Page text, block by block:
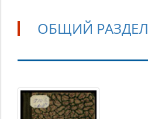
ОБЩИЙ РАЗДЕЛ
Общий
раздел